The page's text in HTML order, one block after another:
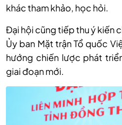
khác tham khảo, học hỏi.
Đại hội cũng tiếp thu ý kiến
Ủy ban Mặt trận Tổ quốc
hướng chiến lược phát
giai đoạn mới.